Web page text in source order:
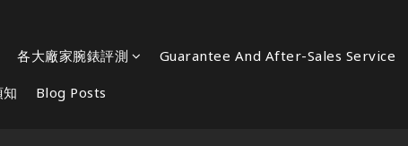
各大廠家腕錶評測 Guarantee And After-Sales Service
Blog Posts